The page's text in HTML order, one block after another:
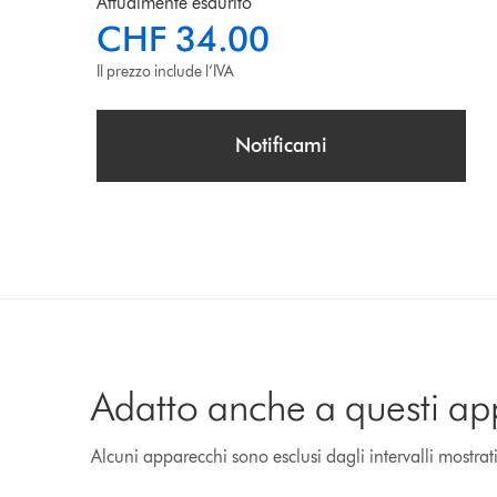
CHF 34.00
Il prezzo include l’IVA
Notificami
Adatto anche a questi
Alcuni apparecchi sono esclusi dagli intervalli mostrati